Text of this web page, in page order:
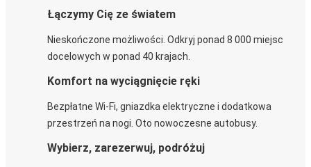
Łączymy Cię ze światem
Nieskończone możliwości. Odkryj ponad 8 000 miejsc
docelowych w ponad 40 krajach.
Komfort na wyciągnięcie ręki
Bezpłatne Wi-Fi, gniazdka elektryczne i dodatkowa
przestrzeń na nogi. Oto nowoczesne autobusy.
Wybierz, zarezerwuj, podróżuj